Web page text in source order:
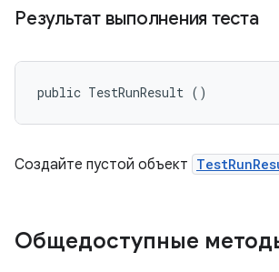
Результат выполнения теста
public TestRunResult ()
Создайте пустой объект
Общедоступные